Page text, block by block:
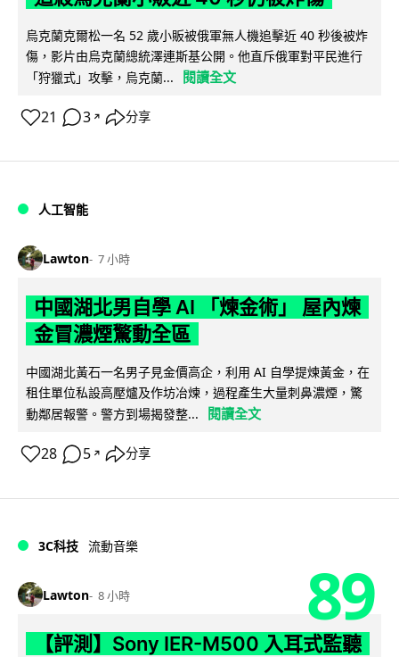
烏克蘭克爾松一名 52 歲小販被俄軍無人機追擊近 40 秒後被炸
傷，影片由烏克蘭總統澤連斯基公開。他直斥俄軍對平民進行
「狩獵式」攻擊，烏克蘭...
閱讀全文
21 3 ↗ 分享
人工智能
Lawton 7 小時
中國湖北男自學 AI 「煉金術」 屋內煉
金冒濃煙驚動全區
中國湖北黃石一名男子見金價高企，利用 AI 自學提煉黃金，在
租住單位私設高壓爐及作坊冶煉，過程產生大量刺鼻濃煙，驚
動鄰居報警。警方到場揭發整...
閱讀全文
28 5 ↗ 分享
3C科技 流動音樂
Lawton 8 小時 89
【評測】Sony IER-M500 入耳式監聽